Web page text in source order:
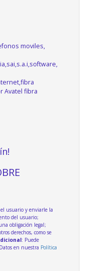
moviles,
Avatel fibra
usuario y enviarle la
del usuario;
obligación legal;
derechos, como se
: Puede
en nuestra Política